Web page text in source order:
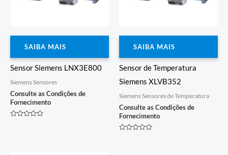
SAIBA MAIS
Sensor Siemens LNX3E800
Siemens Sensores
Consulte as Condições de
Fornecimento
SAIBA MAIS
Sensor de Temperatura
Siemens XLVB352
Siemens Sensores de Temperatura
Consulte as Condições de
Fornecimento